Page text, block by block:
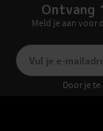
Ontvang
Meld je aan voor
Door je